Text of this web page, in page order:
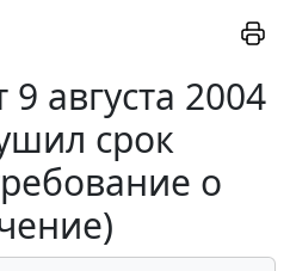
августа 2004
срок
о